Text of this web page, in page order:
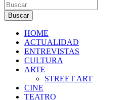
Buscar
HOME
ACTUALIDAD
ENTREVISTAS
CULTURA
ARTE
STREET ART
CINE
TEATRO